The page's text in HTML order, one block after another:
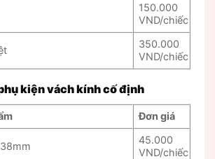
150.000
VND/chiếc
350.000
VND/chiếc
kiện vách kính cố định
Đơn giá
45.000
VND/chiếc